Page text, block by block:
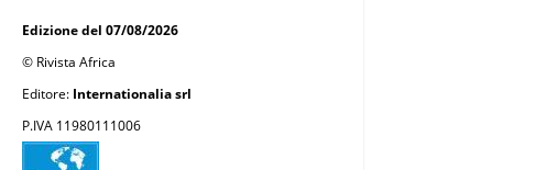
Edizione del 07/08/2026
© Rivista Africa
Editore: Internationalia srl
P.IVA 11980111006